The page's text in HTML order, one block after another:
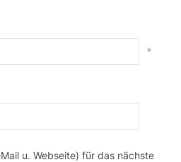
*
u. Webseite) für das nächste